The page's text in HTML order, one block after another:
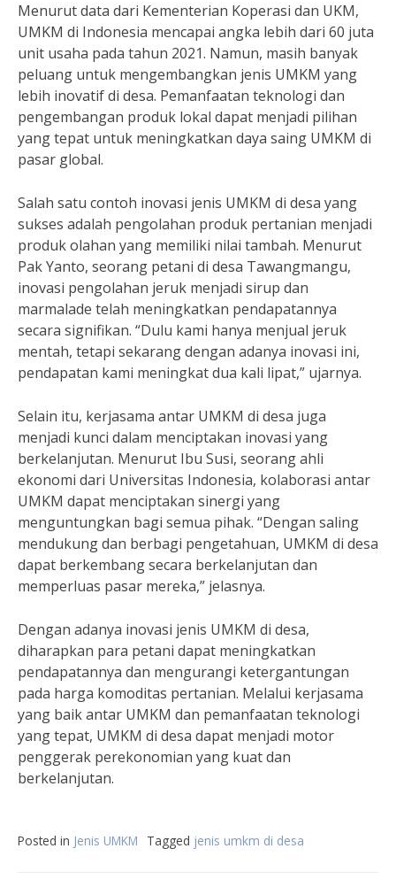
Menurut data dari Kementerian Koperasi dan UKM,
UMKM di Indonesia mencapai angka lebih dari 60 juta
unit usaha pada tahun 2021. Namun, masih banyak
peluang untuk mengembangkan jenis UMKM yang
lebih inovatif di desa. Pemanfaatan teknologi dan
pengembangan produk lokal dapat menjadi pilihan
yang tepat untuk meningkatkan daya saing UMKM di
pasar global.
Salah satu contoh inovasi jenis UMKM di desa yang
sukses adalah pengolahan produk pertanian menjadi
produk olahan yang memiliki nilai tambah. Menurut
Pak Yanto, seorang petani di desa Tawangmangu,
inovasi pengolahan jeruk menjadi sirup dan
marmalade telah meningkatkan pendapatannya
secara signifikan. “Dulu kami hanya menjual jeruk
mentah, tetapi sekarang dengan adanya inovasi ini,
pendapatan kami meningkat dua kali lipat,” ujarnya.
Selain itu, kerjasama antar UMKM di desa juga
menjadi kunci dalam menciptakan inovasi yang
berkelanjutan. Menurut Ibu Susi, seorang ahli
ekonomi dari Universitas Indonesia, kolaborasi antar
UMKM dapat menciptakan sinergi yang
menguntungkan bagi semua pihak. “Dengan saling
mendukung dan berbagi pengetahuan, UMKM di desa
dapat berkembang secara berkelanjutan dan
memperluas pasar mereka,” jelasnya.
Dengan adanya inovasi jenis UMKM di desa,
diharapkan para petani dapat meningkatkan
pendapatannya dan mengurangi ketergantungan
pada harga komoditas pertanian. Melalui kerjasama
yang baik antar UMKM dan pemanfaatan teknologi
yang tepat, UMKM di desa dapat menjadi motor
penggerak perekonomian yang kuat dan
berkelanjutan.
Posted in Jenis UMKM Tagged jenis umkm di desa